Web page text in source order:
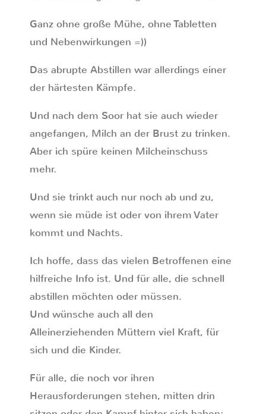
Ganz ohne große Mühe, ohne Tabletten
und Nebenwirkungen =))
Das abrupte Abstillen war allerdings einer
der härtesten Kämpfe.
Und nach dem Soor hat sie auch wieder
angefangen, Milch an der Brust zu trinken.
Aber ich spüre keinen Milcheinschuss
mehr.
Und sie trinkt auch nur noch ab und zu,
wenn sie müde ist oder von ihrem Vater
kommt und Nachts.
Ich hoffe, dass das vielen Betroffenen eine
hilfreiche Info ist. Und für alle, die schnell
abstillen möchten oder müssen.
Und wünsche auch all den
Alleinerziehenden Müttern viel Kraft, für
sich und die Kinder.
Für alle, die noch vor ihren
Herausforderungen stehen, mitten drin